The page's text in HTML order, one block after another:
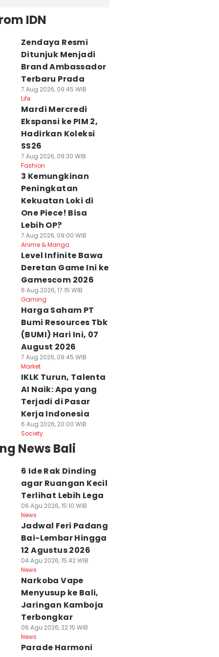
IDN
Zendaya Resmi
Ditunjuk Menjadi
Brand Ambassador
Terbaru Prada
7 Aug 2026, 09:45 WIB
Life
Mardi Mercredi
Ekspansi ke PIM 2,
Hadirkan Koleksi
SS26
7 Aug 2026, 09:30 WIB
Fashion
3 Kemungkinan
Peningkatan
Kekuatan Loki di
One Piece! Bisa
Lebih OP?
7 Aug 2026, 09:00 WIB
Anime & Manga
Level Infinite Bawa
Deretan Game Ini ke
Gamescom 2026
6 Aug 2026, 17:15 WIB
Gaming
Harga Saham PT
Bumi Resources Tbk
(BUMI) Hari Ini, 07
August 2026
7 Aug 2026, 09:45 WIB
Market
IKLK Turun, Talenta
AI Naik: Apa yang
Terjadi di Pasar
Kerja Indonesia
6 Aug 2026, 20:00 WIB
Society
News Bali
6 Ide Rak Dinding
agar Ruangan Kecil
Terlihat Lebih Lega
06 Agu 2026, 15:10 WIB
News
Jadwal Feri Padang
Bai-Lembar Hingga
12 Agustus 2026
04 Agu 2026, 15:42 WIB
News
Narkoba Vape
Menyusup ke Bali,
Jaringan Kamboja
Terbongkar
06 Agu 2026, 22:15 WIB
News
Parade Harmoni